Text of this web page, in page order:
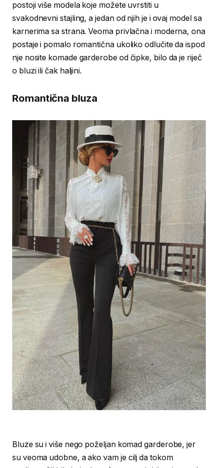
postoji više modela koje možete uvrstiti u
svakodnevni stajling, a jedan od njih je i ovaj model sa
karnerima sa strana. Veoma privlačna i moderna, ona
postaje i pomalo romantična ukoliko odlučite da ispod
nje nosite komade garderobe od čipke, bilo da je riječ
o bluzi ili čak haljini.
Romantična bluza
Bluze su i više nego poželjan komad garderobe, jer
su veoma udobne, a ako vam je cilj da tokom